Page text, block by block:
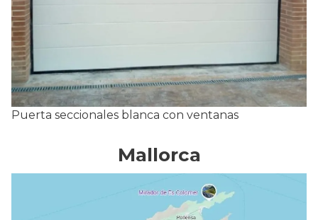
Puerta seccionales blanca con ventanas
Mallorca